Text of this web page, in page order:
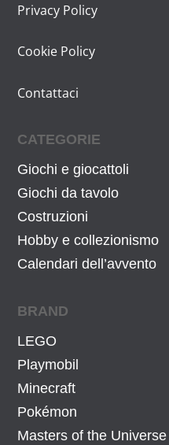
Privacy Policy
Cookie Policy
Contattaci
CATEGORIE
Giochi e giocattoli
Giochi da tavolo
Costruzioni
Hobby e collezionismo
Calendari dell’avvento
BRAND
LEGO
Playmobil
Minecraft
Pokémon
Masters of the Universe